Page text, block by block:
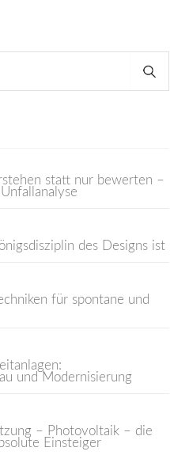
statt nur bewerten –
des Designs ist
für spontane und
und Modernisierung
– Photovoltaik – die
Einsteiger